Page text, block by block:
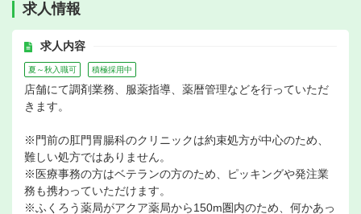
求人情報
求人内容
夏～秋入職可 積極採用中
店舗にて調剤業務、服薬指導、薬暦管理などを行っていただ
きます。
※門前の肛門胃腸科のクリニックは約束処方が中心のため、
難しい処方ではありません。
※医療事務の方はベテランの方のため、ピッキングや発注業
務も携わっていただけます。
※ふくろう薬局がアクア薬局から150m圏内のため、何かあっ